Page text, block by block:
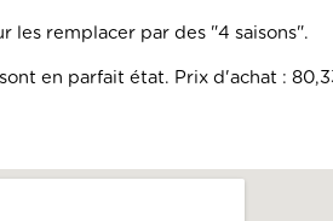
les remplacer par des "4 saisons".
en parfait état. Prix d'achat :